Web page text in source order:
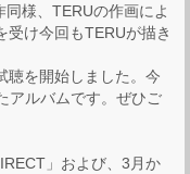
様、TERUの作画によ
受け今回もTERUが描き
聴を開始しました。今
アルバムです。ぜひご
」および、3月か